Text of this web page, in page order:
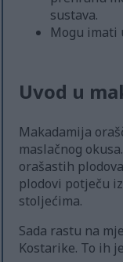
sustava.
Mogu imati
Uvod u
Makadamija
maslačnog
orašastih
plodovi potječu
stoljećima.
Sada rastu na
Kostarike. To ih